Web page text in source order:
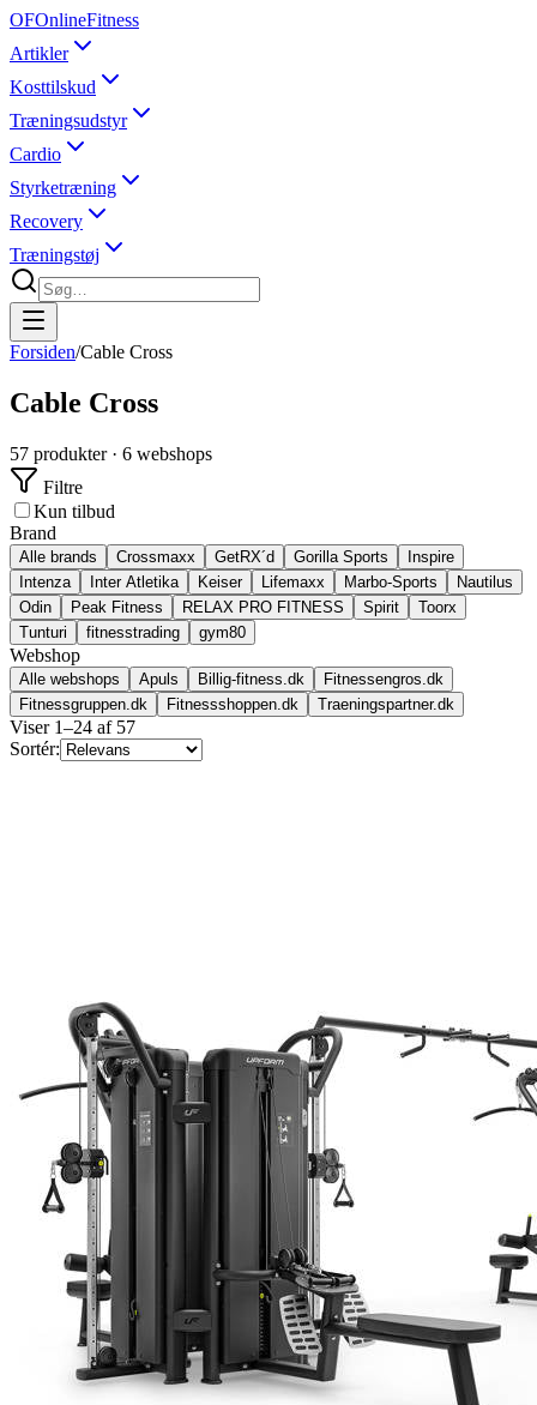
OFOnlineFitness
Artikler
Kosttilskud
Træningsudstyr
Cardio
Styrketræning
Recovery
Træningstøj
Forsiden/Cable Cross
Cable Cross
57 produkter · 6 webshops
Filtre
Kun tilbud
Brand
Alle brands Crossmaxx GetRX´d Gorilla Sports
Inspire
Intenza
Inter Atletika Keiser Lifemaxx Marbo-Sports
Nautilus
Odin
Peak Fitness RELAX PRO FITNESS Spirit
Toorx
Tunturi
fitnesstrading gym80
Webshop
Alle webshops Apuls Billig-fitness.dk
Fitnessengros.dk
Fitnessgruppen.dk
Fitnessshoppen.dk Traeningspartner.dk
Viser 1–24 af 57
Sortér: